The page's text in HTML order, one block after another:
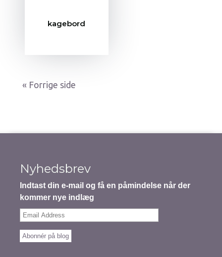
kagebord
« Gamle poster
Nyhedsbrev
Indtast din e-mail og få en påmindelse når der
kommer nye indlæg
Email
Abonnér på blog